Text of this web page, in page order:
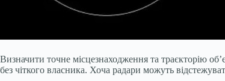
Визначити точне місцезнаходження та траєкторію
без чіткого власника. Хоча радари можуть